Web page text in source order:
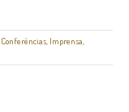
Conferências, Imprensa,